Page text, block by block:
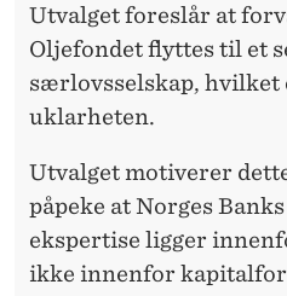
Utvalget foreslår at
Oljefondet flyttes til et
særlovsselskap,
uklarheten.
Utvalget motiverer
påpeke at Norges
ekspertise ligger
ikke innenfor